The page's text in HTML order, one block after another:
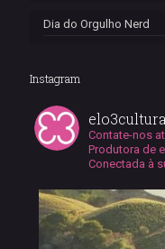
Dia do Orgulho Nerd
Instagram
elo3cultura
Contate-nos
Produtora de
Conectada à